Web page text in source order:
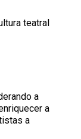
teatral
a
a
a